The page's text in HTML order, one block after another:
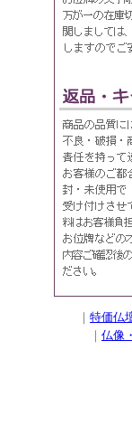
｜ 特価仏
｜ 仏像